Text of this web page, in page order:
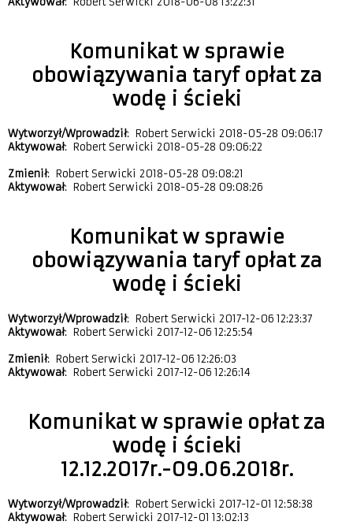
Komunikat w sprawie
obowiązywania taryf opłat za
wodę i ścieki
Wytworzył/Wprowadził: Robert Serwicki 2018-05-28 09:06:17
Aktywował: Robert Serwicki 2018-05-28 09:06:22
Zmienił: Robert Serwicki 2018-05-28 09:08:21
Aktywował: Robert Serwicki 2018-05-28 09:08:26
Komunikat w sprawie
obowiązywania taryf opłat za
wodę i ścieki
Wytworzył/Wprowadził: Robert Serwicki 2017-12-06 12:23:37
Aktywował: Robert Serwicki 2017-12-06 12:25:54
Zmienił: Robert Serwicki 2017-12-06 12:26:03
Aktywował: Robert Serwicki 2017-12-06 12:26:14
Komunikat w sprawie opłat za
wodę i ścieki
12.12.2017r.-09.06.2018r.
Wytworzył/Wprowadził: Robert Serwicki 2017-12-01 12:58:38
Aktywował: Robert Serwicki 2017-12-01 13:02:13